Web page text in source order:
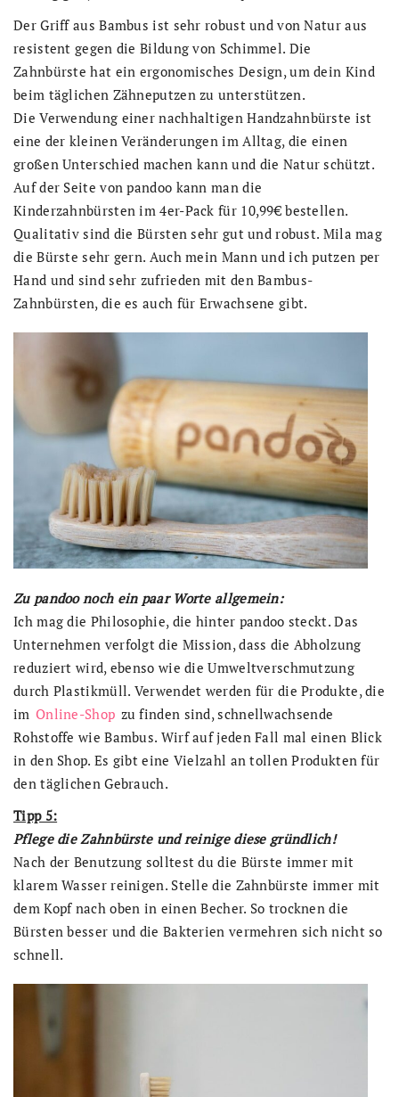
Der Griff aus Bambus ist sehr robust und von Natur aus
resistent gegen die Bildung von Schimmel. Die
Zahnbürste hat ein ergonomisches Design, um dein Kind
beim täglichen Zähneputzen zu unterstützen.
Die Verwendung einer nachhaltigen Handzahnbürste ist
eine der kleinen Veränderungen im Alltag, die einen
großen Unterschied machen kann und die Natur schützt.
Auf der Seite von pandoo kann man die
Kinderzahnbürsten im 4er-Pack für 10,99€ bestellen.
Qualitativ sind die Bürsten sehr gut und robust. Mila mag
die Bürste sehr gern. Auch mein Mann und ich putzen per
Hand und sind sehr zufrieden mit den Bambus-
Zahnbürsten, die es auch für Erwachsene gibt.
Zu pandoo noch ein paar Worte allgemein:
Ich mag die Philosophie, die hinter pandoo steckt. Das
Unternehmen verfolgt die Mission, dass die Abholzung
reduziert wird, ebenso wie die Umweltverschmutzung
durch Plastikmüll. Verwendet werden für die Produkte, die
im Online-Shop zu finden sind, schnellwachsende
Rohstoffe wie Bambus. Wirf auf jeden Fall mal einen Blick
in den Shop. Es gibt eine Vielzahl an tollen Produkten für
den täglichen Gebrauch.
Tipp 5:
Pflege die Zahnbürste und reinige diese gründlich!
Nach der Benutzung solltest du die Bürste immer mit
klarem Wasser reinigen. Stelle die Zahnbürste immer mit
dem Kopf nach oben in einen Becher. So trocknen die
Bürsten besser und die Bakterien vermehren sich nicht so
schnell.